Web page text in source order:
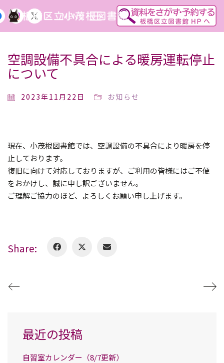
MENU
空調設備不具合による暖房運転停止
について
2023年11月22日 お知らせ
現在、小茂根図書館では、空調設備の不具合により暖房を停
止しております。
復旧に向けて対応しておりますが、ご利用の皆様にはご不便
をおかけし、誠に申し訳ございません。
ご理解ご協力のほど、よろしくお願い申し上げます。
Share:
最近の投稿
自習室カレンダー（8/7更新）